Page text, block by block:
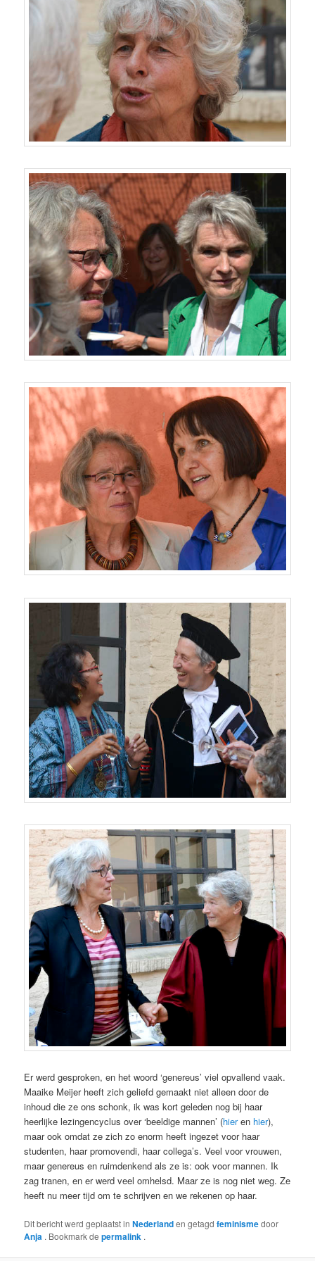
Er werd gesproken, en het woord ‘genereus’ viel opvallend vaak.
Maaike Meijer heeft zich geliefd gemaakt niet alleen door de
inhoud die ze ons schonk, ik was kort geleden nog bij haar
heerlijke lezingencyclus over ‘beeldige mannen’ (hieren hier),
maar ook omdat ze zich zo enorm heeft ingezet voor haar
studenten, haar promovendi, haar collega’s. Veel voor vrouwen,
maar genereus en ruimdenkend als ze is: ook voor mannen. Ik
zag tranen, en er werd veel omhelsd. Maar ze is nog niet weg. Ze
heeft nu meer tijd om te schrijven en we rekenen op haar.
Dit bericht werd geplaatst inNederlanden getagdfeminismedoor
Anja . Bookmark depermalink .